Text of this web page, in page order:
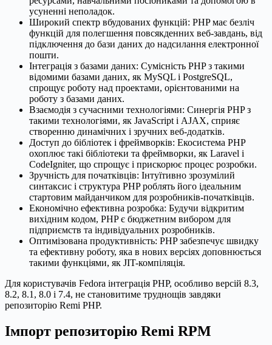
усуненні неполадок.
Широкий спектр вбудованих функцій: PHP має безліч
функцій для полегшення повсякденних веб-завдань, від
підключення до бази даних до надсилання електронної
пошти.
Інтеграція з базами даних: Сумісність PHP з такими
відомими базами даних, як MySQL і PostgreSQL,
спрощує роботу над проектами, орієнтованими на
роботу з базами даних.
Взаємодія з сучасними технологіями: Синергія PHP з
такими технологіями, як JavaScript і AJAX, сприяє
створенню динамічних і зручних веб-додатків.
Доступ до бібліотек і фреймворків: Екосистема PHP
охоплює такі бібліотеки та фреймворки, як Laravel і
CodeIgniter, що спрощує і прискорює процес розробки.
Зручність для початківців: Інтуїтивно зрозумілий
синтаксис і структура PHP роблять його ідеальним
стартовим майданчиком для розробників-початківців.
Економічно ефективна розробка: Будучи відкритим
вихідним кодом, PHP є бюджетним вибором для
підприємств та індивідуальних розробників.
Оптимізована продуктивність: PHP забезпечує швидку
та ефективну роботу, яка в нових версіях доповнюється
такими функціями, як JIT-компіляція.
Для користувачів Fedora інтеграція PHP, особливо версій 8.3,
8.2, 8.1, 8.0 і 7.4, не становитиме труднощів завдяки
репозиторію Remi PHP.
Імпорт репозиторію Remi RPM